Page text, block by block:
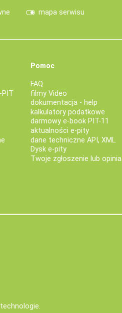
mapa serwisu
Pomoc
FAQ
filmy Video
dokumentacja - help
kalkulatory podatkowe
darmowy e-book PIT-11
aktualności e-pity
dane techniczne API, XML
Dysk e-pity
Twoje zgłoszenie lub opinia
.